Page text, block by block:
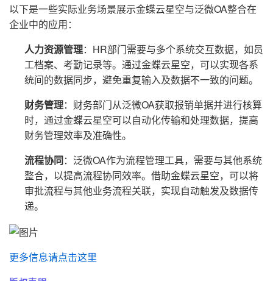
以下是一些实际业务场景展示金蝶云星空与泛微OA整合在
企业中的应用：
人力资源管理：HR部门需要与多个系统交互数据，如员
工档案、考勤记录等。通过金蝶云星空，可以实现各系
统间的数据同步，避免重复输入及数据不一致的问题。
财务管理：财务部门从泛微OA获取报销单据并进行核算
时，通过金蝶云星空可以自动化传输和处理数据，提高
财务管理效率及准确性。
流程协同：泛微OA作为流程管理工具，需要与其他系统
整合，以提高流程协同效率。借助金蝶云星空，可以将
审批流程与其他业务流程关联，实现自动触发及数据传
递。
更多信息请点击这里